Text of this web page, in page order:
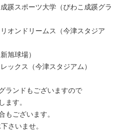
スポーツ大学（びわこ成蹊グラ
ンドリームス（今津スタジア
旭球場）
クス（今津スタジアム）
ランドもございますので
ます。
もございます。
さいませ。